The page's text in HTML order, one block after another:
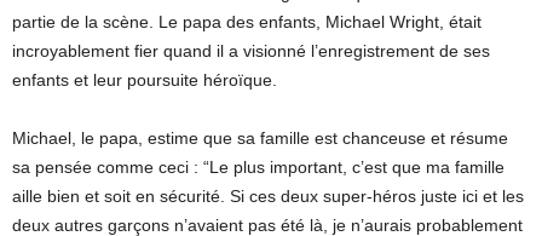
partie de la scène. Le papa des enfants, Michael Wright, était
incroyablement fier quand il a visionné l’enregistrement de ses
enfants et leur poursuite héroïque.
Michael, le papa, estime que sa famille est chanceuse et résume
sa pensée comme ceci : “Le plus important, c’est que ma famille
aille bien et soit en sécurité. Si ces deux super-héros juste ici et les
deux autres garçons n’avaient pas été là, je n’aurais probablement